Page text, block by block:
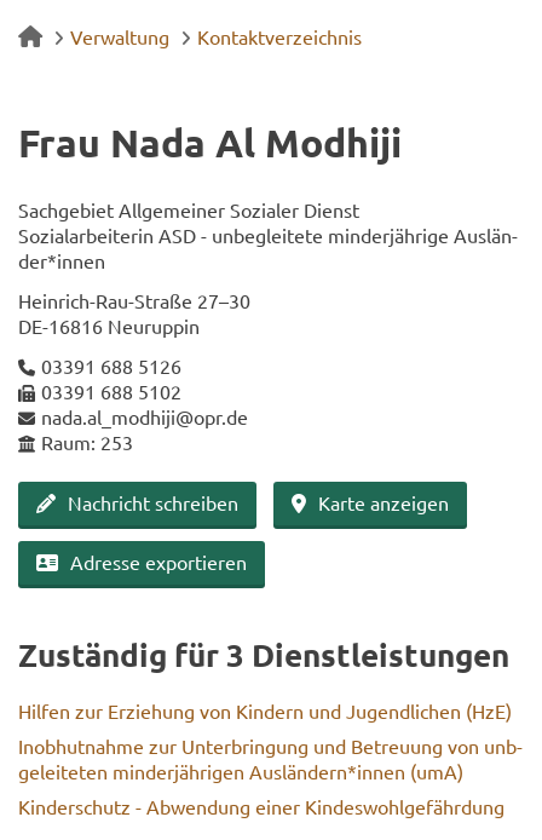
Verwaltung Kontaktverzeichnis
Frau Nada Al Mod­hi­ji
Sach­ge­biet All­ge­mei­ner So­zia­ler Dienst
So­zi­al­ar­bei­te­rin ASD - un­be­glei­te­te min­der­jäh­ri­ge Aus­län­
der*innen
Heinrich-​Rau-Straße 27–30
DE-​16816 Neu­rup­pin
03391 688 5126
03391 688 5102
nada.al_­mod­hi­ji@opr.de
Raum: 253
Nach­richt schrei­ben Karte an­zei­gen
Adres­se ex­por­tie­ren
Zu­stän­dig für 3 Dienst­leis­tun­gen
Hil­fen zur Er­zie­hung von Kin­dern und Ju­gend­li­chen (HzE)
In­ob­hut­nah­me zur Un­ter­brin­gung und Be­treu­ung von un­b­
ge­lei­te­ten min­der­jäh­ri­gen Aus­län­dern*innen (umA)
Kin­der­schutz - Ab­wen­dung einer Kin­des­wohl­ge­fähr­dung